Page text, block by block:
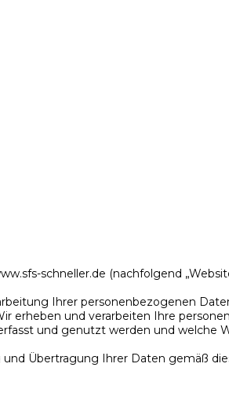
schneller.de (nachfolgend
Ihrer personenbezogenen
erheben und verarbeiten Ihre
und genutzt werden und
Übertragung Ihrer Daten gemäß